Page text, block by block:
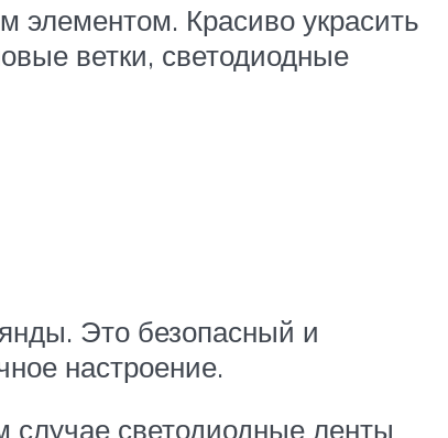
элементом. Красиво украсить
ветки, светодиодные
Это безопасный и
настроение.
случае светодиодные ленты